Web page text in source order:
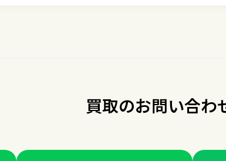
買取のお問い合わ